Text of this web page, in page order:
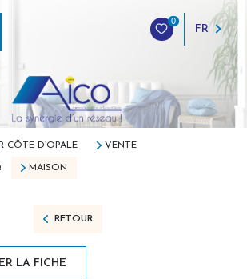
0
FR
CÔTE D’OPALE VENTE
MAISON
RETOUR
LA FICHE